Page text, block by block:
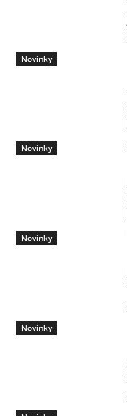
Novinky
Novinky
Novinky
Novinky